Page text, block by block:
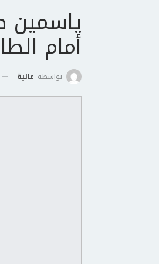
ياسمين
أمام
بواسطة عالية